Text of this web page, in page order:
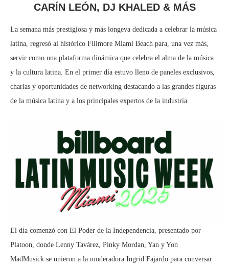
CARÍN LEÓN, DJ KHALED & MÁS
La semana más prestigiosa y más longeva dedicada a celebrar la música
latina, regresó al histórico Fillmore Miami Beach para, una vez más,
servir como una plataforma dinámica que celebra el alma de la música
y la cultura latina. En el primer día estuvo lleno de paneles exclusivos,
charlas y oportunidades de networking destacando a las grandes figuras
de la música latina y a los principales expertos de la industria.
El día comenzó con El Poder de la Independencia, presentado por
Platoon, donde Lenny Tavárez, Pinky Mordan, Yan y Yon
MadMusick se unieron a la moderadora Ingrid Fajardo para conversar